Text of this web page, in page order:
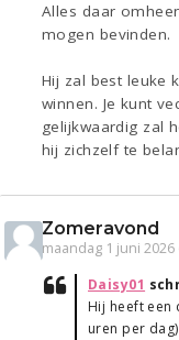
Alles daar
mogen bevinden.
Hij zal best leuke
winnen. Je kunt
gelijkwaardig zal
hij zichzelf te
Zomeravond
maandag 1 juni 2026
Daisy01
Hij heeft een
uren per